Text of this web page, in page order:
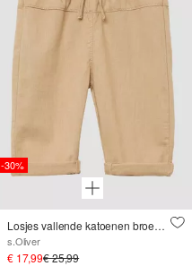
-30%
Losjes vallende katoenen broek met linnen look
s.Oliver
€ 17,99€ 25,99